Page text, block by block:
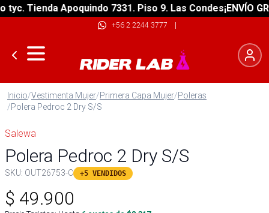
Tienda Apoquindo 7331. Piso 9. Las Condes¡ENVÍO
+56 2 2244 3777 |
Inicio/Vestimenta Mujer/Primera Capa Mujer/Poleras
/Polera Pedroc 2 Dry S/S
Salewa
Polera Pedroc 2 Dry S/S
SKU: OUT26753-C +5 VENDIDOS
$ 49.900